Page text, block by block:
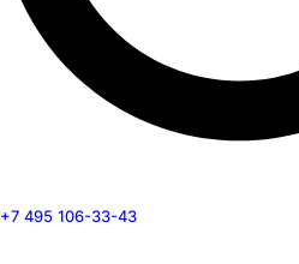
+7 495 106-33-43